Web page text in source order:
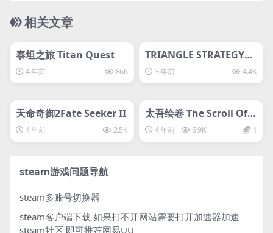
相关文章
泰坦之旅 Titan Quest
4 年前 866
svip专属
TRIANGLE STRATEGY三
角战略-D加密
3 年前 4.4K
svip专属
天命奇御2Fate Seeker II
4 年前 2.5K
离线游戏平台别问
太吾绘卷 The Scroll Of T
aiwu正式版
4 年前 6.9K 1
steam游戏问题导航
steam多账号切换器
steam客户端下载 如果打不开网站需要打开加速器加速
steam社区 即可推荐网易UU